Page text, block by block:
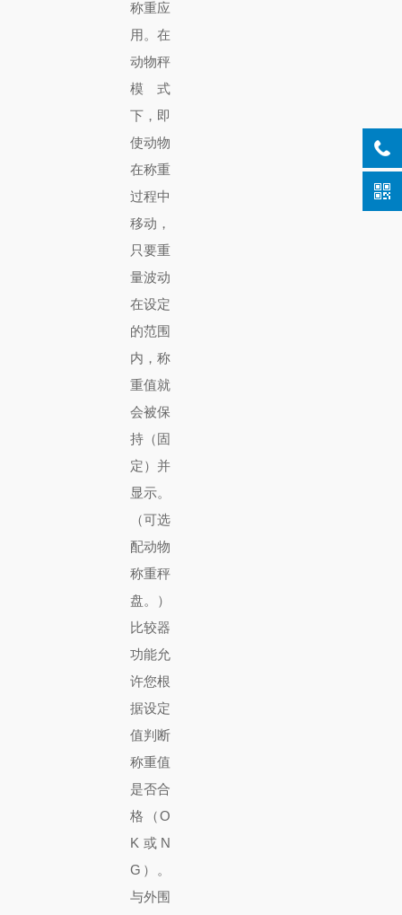
称重应
用。在
动物秤
模式
下，即
使动物
在称重
过程中
移动，
只要重
量波动
在设定
的范围
内，称
重值就
会被保
持（固
定）并
显示。
（可选
配动物
称重秤
盘。）
比较器
功能允
许您根
据设定
值判断
称重值
是否合
格（O
K 或 N
G）。
与外围